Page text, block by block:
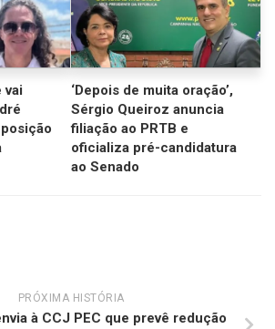
vai
‘Depois de muita oração’,
Sérgio Queiroz anuncia
filiação ao PRTB e
oficializa pré-candidatura
ao Senado
PRÓXIMA HISTÓRIA
à CCJ PEC que prevê redução